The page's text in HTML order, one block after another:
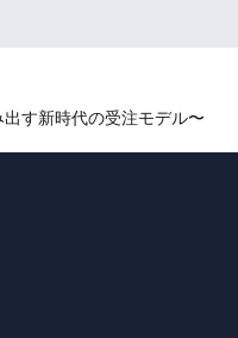
す新時代の受注モデル〜